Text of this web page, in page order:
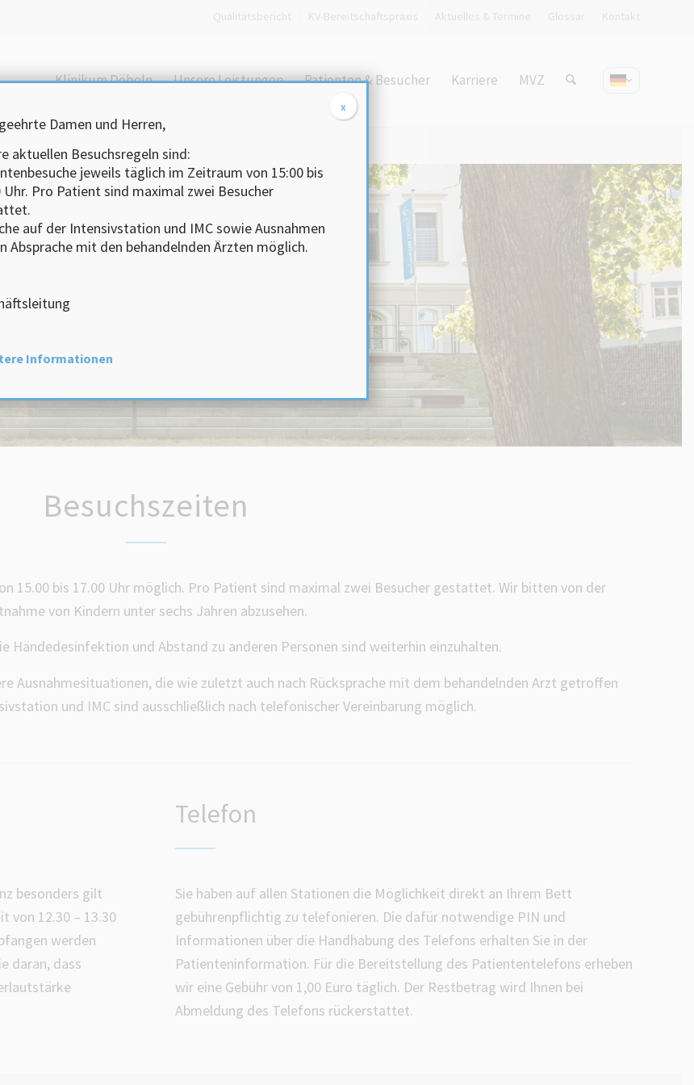
Qualitätsbericht KV-Bereitschaftspraxis Aktuelles & Termine Glossar Kontakt
Klinikum Döbeln Unsere Leistungen Patienten & Besucher Karriere MVZ
Besuchszeiten
15.00 bis 17.00 Uhr möglich. Pro Patient sind maximal zwei Besucher gestattet. Wir bitten von der
von Kindern unter sechs Jahren abzusehen.
Händedesinfektion und Abstand zu anderen Personen sind weiterhin einzuhalten.
Ausnahmesituationen, die wie zuletzt auch nach Rücksprache mit dem behandelnden Arzt getroffen
und IMC sind ausschließlich nach telefonischer Vereinbarung möglich.
besonders gilt
von 12.30 – 13.30
werden
daran, dass
Telefon
Sie haben auf allen Stationen die Möglichkeit direkt an Ihrem Bett
gebührenpflichtig zu telefonieren. Die dafür notwendige PIN und
Informationen über die Handhabung des Telefons erhalten Sie in der
Patienteninformation. Für die Bereitstellung des Patiententelefons erheben
wir eine Gebühr von 1,00 Euro täglich. Der Restbetrag wird Ihnen bei
Abmeldung des Telefons rückerstattet.
Damen und Herren,
aktuellen Besuchsregeln sind:
jeweils täglich im Zeitraum von 15:00 bis
Uhr. Pro Patient sind maximal zwei Besucher
auf der Intensivstation und IMC sowie Ausnahmen
Absprache mit den behandelnden Ärzten möglich.
Informationen
x